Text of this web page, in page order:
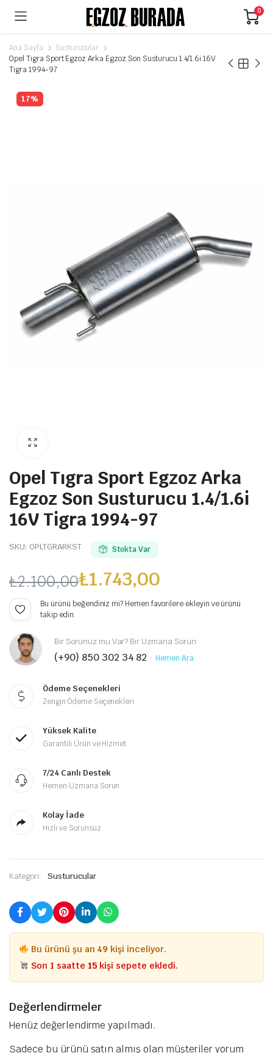
0
Ana Sayfa
Susturucular
Opel Tıgra Sport Egzoz Arka Egzoz Son Susturucu 1.4/1.6i 16V
Tigra 1994-97
17%
Opel Tıgra Sport Egzoz Arka
Egzoz Son Susturucu 1.4/1.6i
16V Tigra 1994-97
SKU: OPLTGRARKST Stokta Var
₺2.100,00
Orijinal
fiyat:
₺2.100,00.
₺1.743,00
Şu
andaki
fiyat:
₺1.743,00.
Bu ürünü beğendiniz mi? Hemen favorilere ekleyin ve ürünü
takip edin.
Bir Sorunuz mu Var? Bir Uzmana Sorun
(+90) 850 302 34 82 Hemen Ara
Ödeme Seçenekleri
Zengin Ödeme Seçenekleri
Yüksek Kalite
Garantili Ürün ve Hizmet
7/24 Canlı Destek
Hemen Uzmana Sorun
Kolay İade
Hızlı ve Sorunsuz
Kategori: Susturucular
Bu ürünü şu an 49 kişi inceliyor.
Son 1 saatte 15 kişi sepete ekledi.
Değerlendirmeler
Henüz değerlendirme yapılmadı.
Sadece bu ürünü satın almış olan müşteriler yorum